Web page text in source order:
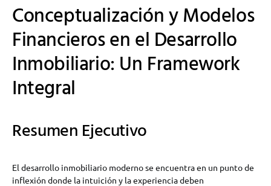
Conceptualización y Modelos
Financieros en el Desarrollo
Inmobiliario: Un Framework
Integral
Resumen Ejecutivo
El desarrollo inmobiliario moderno se encuentra en un punto de
inflexión donde la intuición y la experiencia deben